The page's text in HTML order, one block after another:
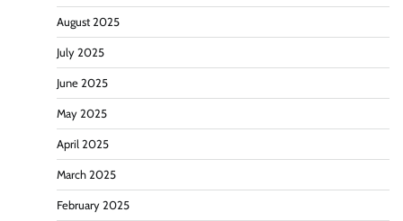
August 2025
July 2025
June 2025
May 2025
April 2025
March 2025
February 2025